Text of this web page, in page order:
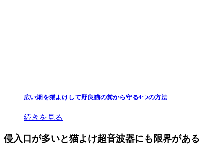
広い畑を猫よけして野良猫の糞から守る4つの方法
続きを見る
侵入口が多いと猫よけ超音波器にも限界がある